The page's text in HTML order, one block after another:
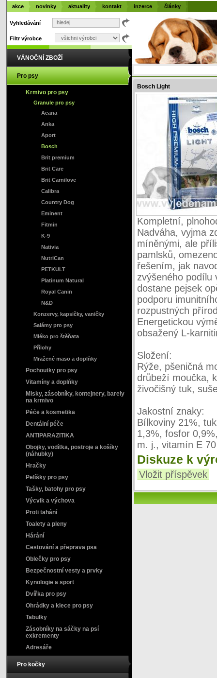
Bosch Light
Kompletní,
Nadváha, vyjma
míněnými, ale
pamlsků,
řešením, jak
zvýšeného podílu
dostane pejsek
podporu
rozpustných
Energetickou
obsažený L-
Složení:
Rýže, pšeničná
drůbeží moučka,
živočišný tuk,
Jakostní znaky:
Bílkoviny 21%,
1,3%, fosfor
m. j., vitamín E
Diskuze k
Vložit příspěvek
Vyhledávání
Filtr výrobce
VÁNOČNÍ ZBOŽÍ
Pro psy
Krmivo pro psy
Granule pro psy
Acana
Anka
Aport
Bosch
Brit premium
Brit Care
Brit Carnilove
Calibra
Country Dog
Eminent
Fitmin
K-9
Nativia
NutriCan
PETKULT
Platinum Natural
Royal Canin
N&D
Konzervy, kapsičky, vaničky
Salámy pro psy
Mléko pro štěňata
Přílohy
Mražené maso a doplňky
Pochoutky pro psy
Vitamíny a doplňky
Misky, zásobníky, kontejnery, barely
na krmivo
Péče a kosmetika
Dentální péče
ANTIPARAZITIKA
Obojky, vodítka, postroje a košíky
(náhubky)
Hračky
Pelíšky pro psy
Tašky, batohy pro psy
Výcvik a výchova
Proti tahání
Toalety a pleny
Hárání
Cestování a přeprava psa
Oblečky pro psy
Bezpečnostní vesty a prvky
Kynologie a sport
Dvířka pro psy
Ohrádky a klece pro psy
Tabulky
Zásobníky na sáčky na psí
exkrementy
Adresáře
Pro kočky
akce novinky aktuality kontakt inzerce články